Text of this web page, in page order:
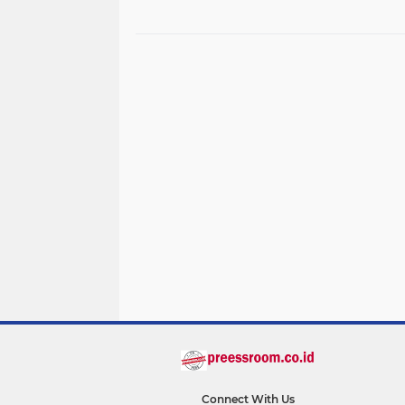
Connect With Us